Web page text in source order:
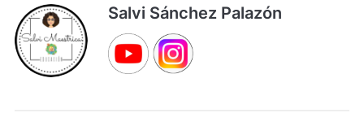
Salvi Sánchez Palazón